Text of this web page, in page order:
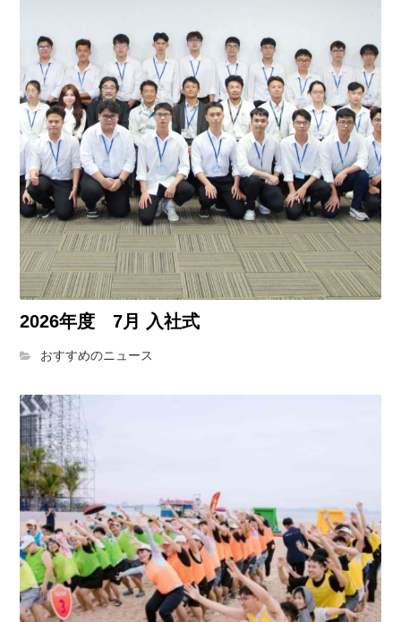
2026年度 7月 入社式
おすすめのニュース